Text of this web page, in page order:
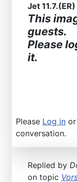
Jet 11.7.(ER)
This
guests.
Please
it.
Please Log in or
conversation.
Replied by
on topic